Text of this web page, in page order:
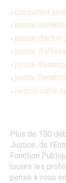
consultant
juriste
juriste d’achat ;
juriste
juriste
juriste
responsable
Plus de 100
Justice, de
Fonction
toutes les
pensé à vous